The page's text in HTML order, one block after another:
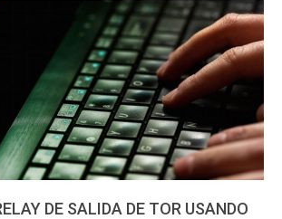
DE SALIDA DE TOR USANDO